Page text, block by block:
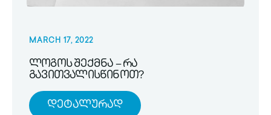
MARCH 17, 2022
ლოგოს შექმნა – რა
გავითვალისწინოთ?
Დეტალურად